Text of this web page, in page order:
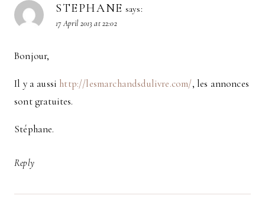
STEPHANE says:
17 April 2013 at 22:02
Bonjour,
Il y a aussi http://lesmarchandsdulivre.com/, les annonces
sont gratuites.
Stéphane.
Reply